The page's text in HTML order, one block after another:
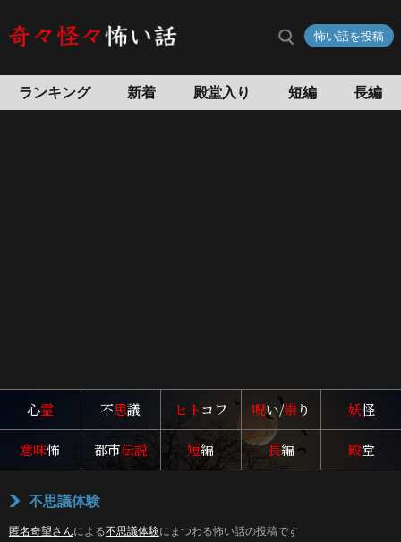
怖い話を投稿
ランキング 新着 殿堂入り 短編 長編
心霊 不思議 ヒトコワ 呪い/祟り 妖怪
意味怖 都市伝説 短編 長編 殿堂
不思議体験
匿名奇望さんによる不思議体験にまつわる怖い話の投稿です